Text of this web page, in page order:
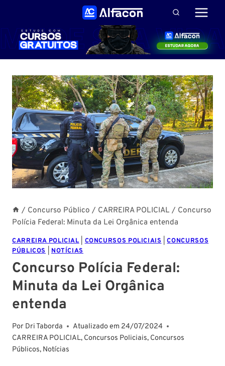
Conteúdo
/ Concurso Público / CARREIRA POLICIAL / Concurso
Polícia Federal: Minuta da Lei Orgânica entenda
CARREIRA POLICIAL|CONCURSOS POLICIAIS|CONCURSOS
PÚBLICOS
NOTÍCIAS
Concurso Polícia Federal:
Minuta da Lei Orgânica
entenda
Por Dri Taborda Atualizado em 24/07/2024
CARREIRA POLICIAL, Concursos Policiais, Concursos
Públicos, Notícias